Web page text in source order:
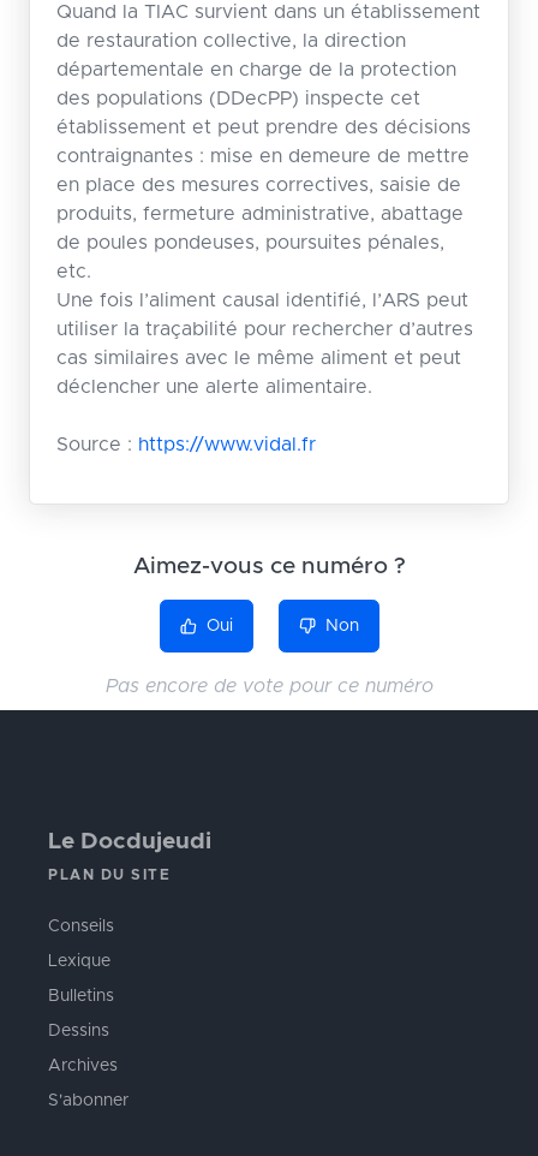
Quand la TIAC survient dans un établissement
de restauration collective, la direction
départementale en charge de la protection
des populations (DDecPP) inspecte cet
établissement et peut prendre des décisions
contraignantes : mise en demeure de mettre
en place des mesures correctives, saisie de
produits, fermeture administrative, abattage
de poules pondeuses, poursuites pénales,
etc.
Une fois l’aliment causal identifié, l’ARS peut
utiliser la traçabilité pour rechercher d’autres
cas similaires avec le même aliment et peut
déclencher une alerte alimentaire.
Source : https://www.vidal.fr
Aimez-vous ce numéro ?
Oui Non
Pas encore de vote pour ce numéro
Le Docdujeudi
PLAN DU SITE
Conseils
Lexique
Bulletins
Dessins
Archives
S'abonner